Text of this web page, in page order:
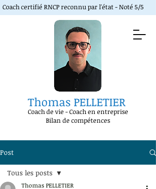
Thomas PELLETIER
Coach de vie -Coach en entreprise
Bilan de compétences
Coach certifié RNCP reconnu par l'état - Noté 5/5
Post
Tous les posts
Thomas PELLETIER